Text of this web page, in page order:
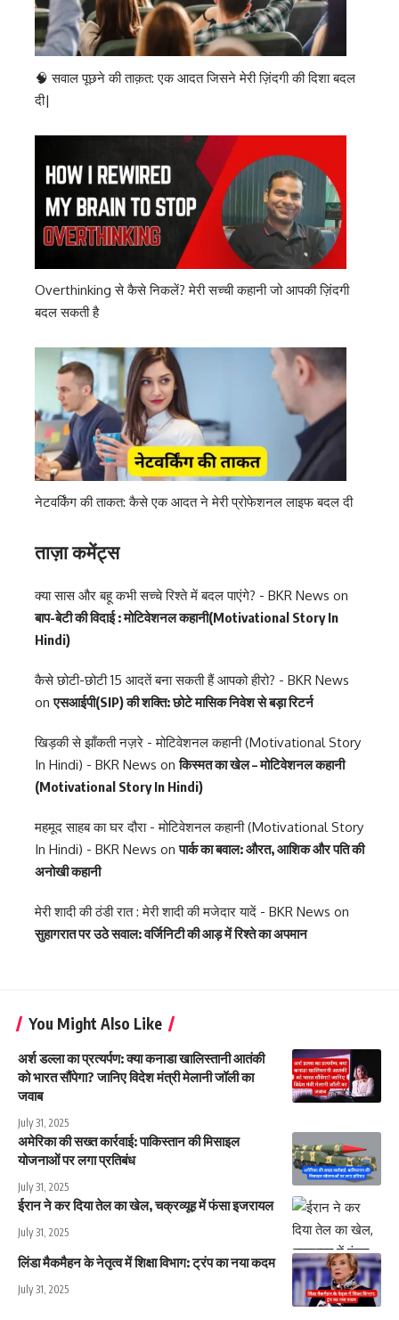
🧠 सवाल पूछने की ताक़त: एक आदत जिसने मेरी ज़िंदगी की दिशा बदल
दी|
Overthinking से कैसे निकलें? मेरी सच्ची कहानी जो आपकी ज़िंदगी
बदल सकती है
नेटवर्किंग की ताकत: कैसे एक आदत ने मेरी प्रोफेशनल लाइफ बदल दी
ताज़ा कमेंट्स
क्या सास और बहू कभी सच्चे रिश्ते में बदल पाएंगे? - BKR News on
बाप-बेटी की विदाई : मोटिवेशनल कहानी(Motivational Story In
Hindi)
कैसे छोटी-छोटी 15 आदतें बना सकती हैं आपको हीरो? - BKR News
onएसआईपी(SIP) की शक्ति: छोटे मासिक निवेश से बड़ा रिटर्न
खिड़की से झाँकती नज़रे - मोटिवेशनल कहानी (Motivational Story
In Hindi) - BKR News onकिस्मत का खेल – मोटिवेशनल कहानी
(Motivational Story In Hindi)
महमूद साहब का घर दौरा - मोटिवेशनल कहानी (Motivational Story
In Hindi) - BKR News onपार्क का बवाल: औरत, आशिक और पति की
अनोखी कहानी
मेरी शादी की ठंडी रात : मेरी शादी की मजेदार यादें - BKR News on
सुहागरात पर उठे सवाल: वर्जिनिटी की आड़ में रिश्ते का अपमान
You Might Also Like
अर्श डल्ला का प्रत्यर्पण: क्या कनाडा खालिस्तानी आतंकी
को भारत सौंपेगा? जानिए विदेश मंत्री मेलानी जॉली का
जवाब
July 31, 2025
अमेरिका की सख्त कार्रवाई: पाकिस्तान की मिसाइल
योजनाओं पर लगा प्रतिबंध
July 31, 2025
ईरान ने कर दिया तेल का खेल, चक्रव्यूह में फंसा इजरायल
July 31, 2025
लिंडा मैकमैहन के नेतृत्व में शिक्षा विभाग: ट्रंप का नया कदम
July 31, 2025